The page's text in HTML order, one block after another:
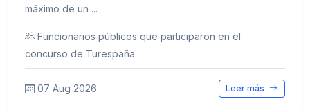
máximo de un ...
Funcionarios públicos que participaron en el
concurso de Turespaña
07 Aug 2026 Leer más